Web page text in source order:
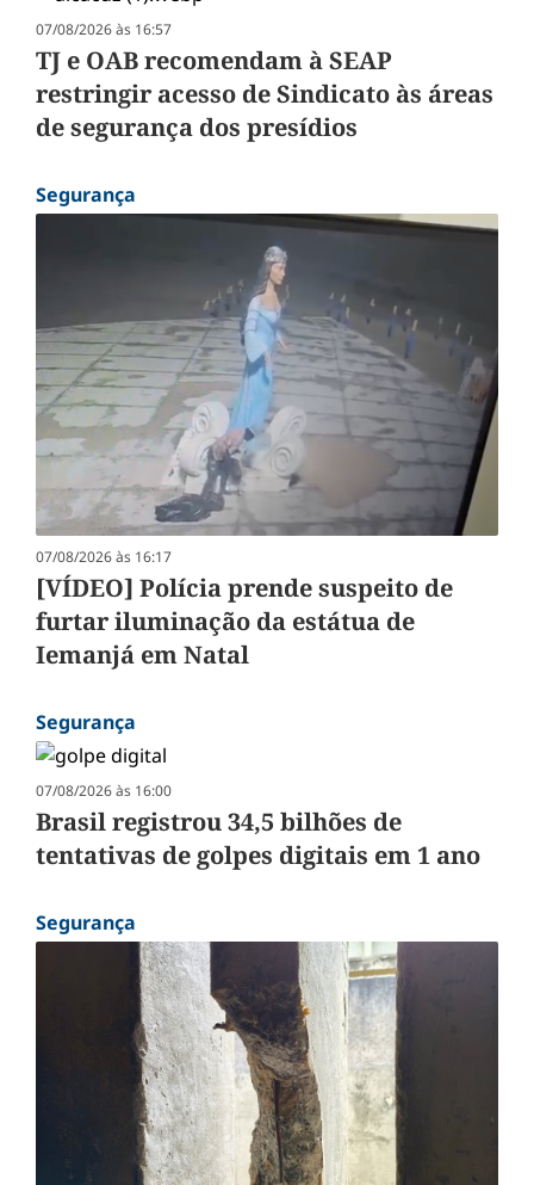
07/08/2026 às 16:57
TJ e OAB recomendam à SEAP
restringir acesso de Sindicato às áreas
de segurança dos presídios
Segurança
07/08/2026 às 16:17
[VÍDEO] Polícia prende suspeito de
furtar iluminação da estátua de
Iemanjá em Natal
Segurança
07/08/2026 às 16:00
Brasil registrou 34,5 bilhões de
tentativas de golpes digitais em 1 ano
Segurança